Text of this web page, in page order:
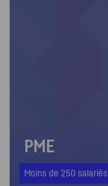
PME
Moins de 250 salariés